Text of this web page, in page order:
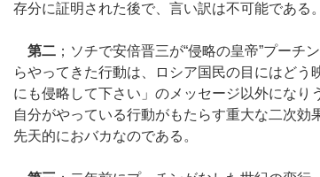
存分に証明された後で、言い訳は不可能である。
第二 ；ソチで安倍晋三が“侵略の皇帝”プーチ
らやってきた行動は、ロシア国民の目にはどう
にも侵略して下さい」のメッセージ以外になり
自分がやっている行動がもたらす重大な二次効
先天的におバカなのである。